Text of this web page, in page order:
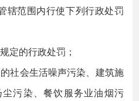
辖范围内行使下列行政处罚
定的行政处罚；
社会生活噪声污染、建筑施
污染、餐饮服务业油烟污